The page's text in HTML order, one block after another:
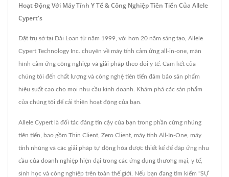
Hoạt Động Với Máy Tính Y Tế & Công Nghiệp Tiên Tiến Của Allele
Cypert's
Đặt trụ sở tại Đài Loan từ năm 1999, với hơn 20 năm sáng tạo, Allele
Cypert Technology Inc. chuyên về máy tính cảm ứng all-in-one, màn
hình cảm ứng công nghiệp và giải pháp theo dõi y tế. Cam kết của
chúng tôi đến chất lượng và công nghệ tiên tiến đảm bảo sản phẩm
hiệu suất cao cho mọi nhu cầu kinh doanh. Khám phá các sản phẩm
của chúng tôi để cải thiện hoạt động của bạn.
Allele Cypert là đối tác đáng tin cậy của bạn trong phần cứng nhúng
tiên tiến, bao gồm Thin Client, Zero Client, máy tính All-In-One, máy
tính nhúng và các giải pháp tự động hóa được thiết kế để đáp ứng nhu
cầu của doanh nghiệp hiện đại trong các ứng dụng thương mại, y tế,
sinh học và công nghiệp trên toàn thế giới. Nếu bạn đang tìm kiếm "SỰ